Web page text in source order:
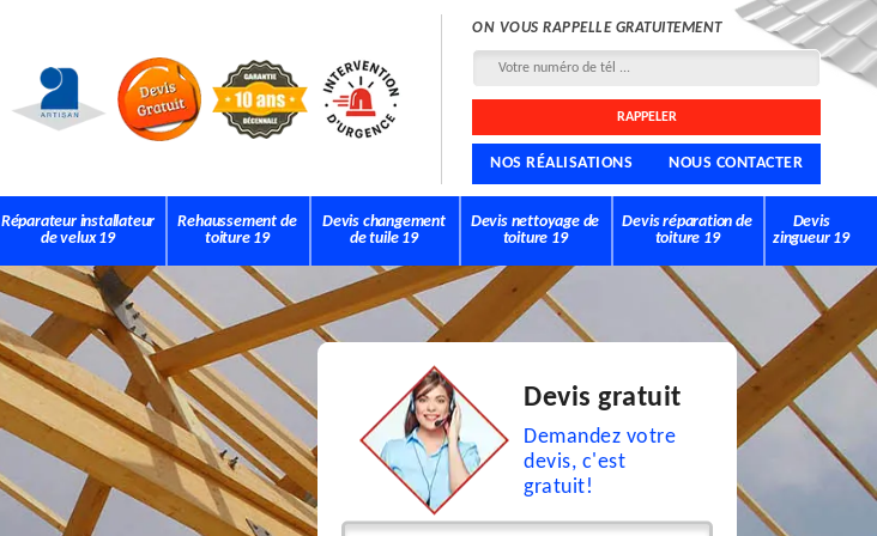
ON VOUS RAPPELLE GRATUITEMENT
NOS RÉALISATIONS NOUS CONTACTER
Réparateur installateur
de velux 19
Rehaussement de
toiture 19
Devis changement
de tuile 19
Devis nettoyage de
toiture 19
Devis réparation de
toiture 19
Devis
zingueur 19
Devis gratuit
Demandez votre
devis, c'est
gratuit!